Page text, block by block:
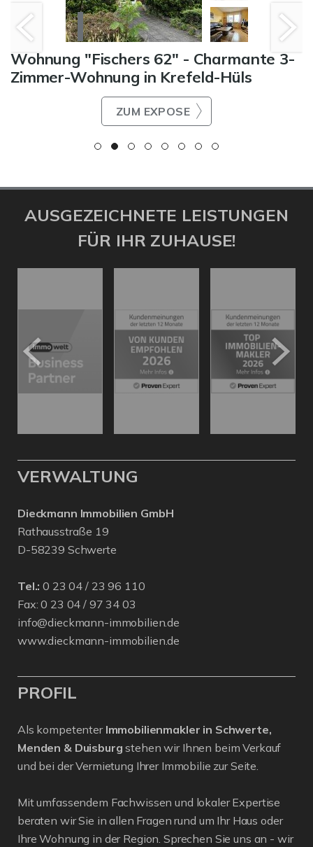
Wohnung "Fischers 62" - Charmante 3-
Zimmer-Wohnung in Krefeld-Hüls
ZUM EXPOSE
AUSGEZEICHNETE LEISTUNGEN
FÜR IHR ZUHAUSE!
VERWALTUNG
Dieckmann Immobilien GmbH
Rathausstraße 19
D-58239 Schwerte
Tel.: 0 23 04 / 23 96 110
Fax: 0 23 04 / 97 34 03
info@dieckmann-immobilien.de
www.dieckmann-immobilien.de
PROFIL
Als kompetenter Immobilienmakler in Schwerte,
Menden & Duisburg stehen wir Ihnen beim Verkauf
und bei der Vermietung Ihrer Immobilie zur Seite.
Mit umfassendem Fachwissen und lokaler Expertise
beraten wir Sie in allen Fragen rund um Ihr Haus oder
Ihre Wohnung in der Region. Sprechen Sie uns an - wir